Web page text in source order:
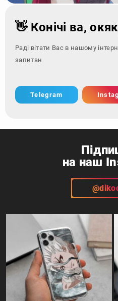
👋 Конічі ва,
Раді вітати Вас в нашому
запитання - зверніт
Telegram
на наш